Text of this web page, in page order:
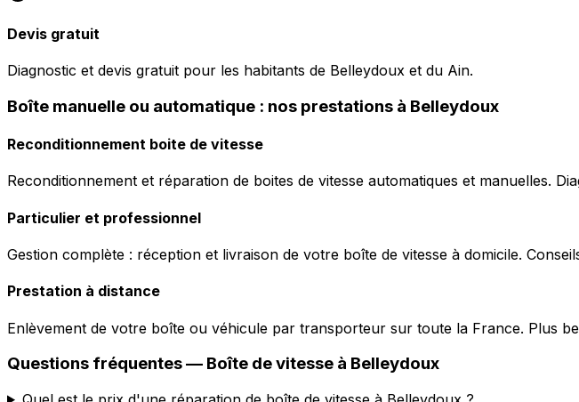
Devis gratuit
Diagnostic et devis gratuit pour les habitants de Belleydoux et du Ain.
Boîte manuelle ou automatique : nos prestations à Belleydoux
Reconditionnement boite de vitesse
Reconditionnement et réparation de boites de vitesse automatiques et manuelles.
Particulier et professionnel
Gestion complète : réception et livraison de votre boîte de vitesse à domicile.
Prestation à distance
Enlèvement de votre boîte ou véhicule par transporteur sur toute la France. Plus
Questions fréquentes — Boîte de vitesse à Belleydoux